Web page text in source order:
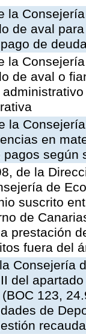
la
de aval
de
la
de aval o
la
en
según
de la
de
suscrito
de
prestación
fuera del
Consejería
del
123,
de